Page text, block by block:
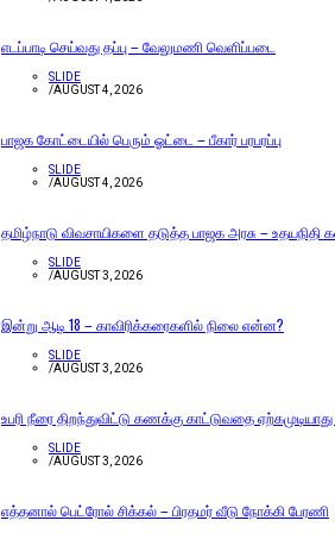
எடப்பாடி செய்வது தப்பு – வேலுமணி வெளிப்படை
SLIDE
/AUGUST 4, 2026
பாஜக கோட்டையில் பெரும் ஓட்டை – பீகார் பரபரப்பு
SLIDE
/AUGUST 4, 2026
தமிழ்நாடு விவசாயிகளை தடுத்த பாஜக அரசு –
SLIDE
/AUGUST 3, 2026
இன்று ஆடி 18 – காவிரிக்கரைகளில் நிலை என்ன?
SLIDE
/AUGUST 3, 2026
உபரி நீரை திறந்துவிட்டு கணக்கு காட்டுவதை
SLIDE
/AUGUST 3, 2026
எத்தனால் பெட்ரோல் சிக்கல் – பிரதமர் வீடு நோக்கி பேரணி